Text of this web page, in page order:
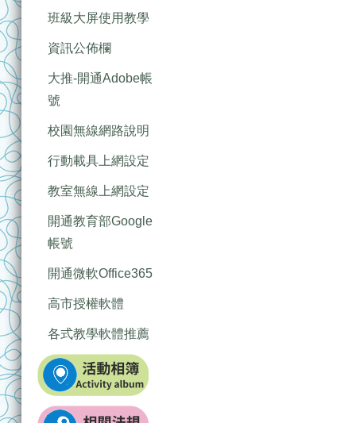
班級大屏使用教學
資訊公佈欄
大推-開通Adobe帳
號
校園無線網路說明
行動載具上網設定
教室無線上網設定
開通教育部Google
帳號
開通微軟Office365
高市授權軟體
各式教學軟體推薦